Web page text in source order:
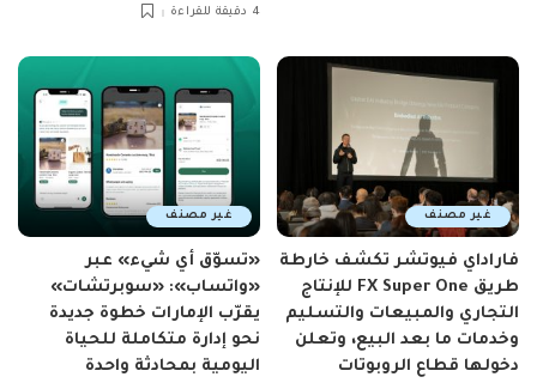
4 دقيقة للقراءة
غير مصنف
فاراداي فيوتشر تكشف خارطة
طريق FX Super One للإنتاج
التجاري والمبيعات والتسليم
وخدمات ما بعد البيع، وتعلن
دخولها قطاع الروبوتات
غير مصنف
«تسوّق أي شيء» عبر
«واتساب»: «سوبرتشات»
يقرّب الإمارات خطوة جديدة
نحو إدارة متكاملة للحياة
اليومية بمحادثة واحدة